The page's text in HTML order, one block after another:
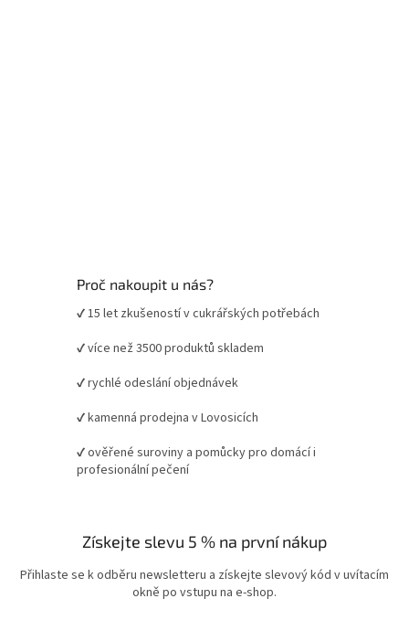
Proč nakoupit u nás?
✔ 15 let zkušeností v cukrářských potřebách
✔ více než 3500 produktů skladem
✔ rychlé odeslání objednávek
✔ kamenná prodejna v Lovosicích
✔ ověřené suroviny a pomůcky pro domácí i
profesionální pečení
Získejte slevu 5 % na první nákup
Přihlaste se k odběru newsletteru a získejte slevový kód v uvítacím
okně po vstupu na e-shop.